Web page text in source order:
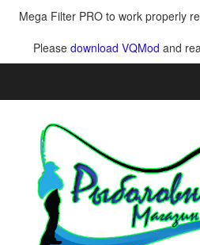
Mega Filter PRO to work properly
Please download VQMod and